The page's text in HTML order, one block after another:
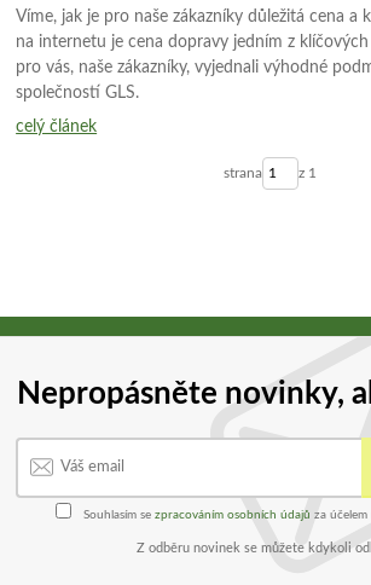
Víme, jak je pro naše zákazníky důležitá cena a
na internetu je cena dopravy jedním z
pro vás, naše zákazníky, vyjednali výhodné
společností GLS.
celý článek
strana z 1
Nepropásněte novinky,
Souhlasím se zpracováním osobních údajů za
Z odběru novinek se můžete kdykoli